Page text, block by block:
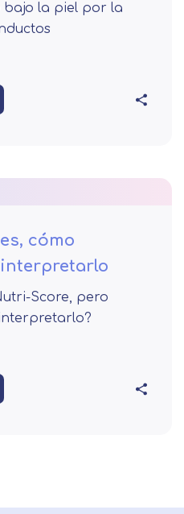
bajo la piel por la
cómo
Score, pero